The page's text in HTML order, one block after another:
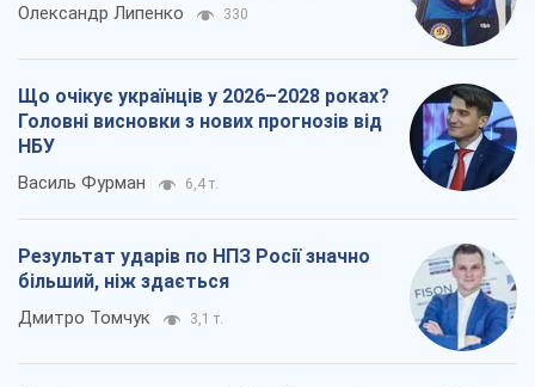
Олександр Липенко 330
Що очікує українців у 2026–2028 роках?
Головні висновки з нових прогнозів від
НБУ
Василь Фурман 6,4 т.
Результат ударів по НПЗ Росії значно
більший, ніж здається
Дмитро Томчук 3,1 т.